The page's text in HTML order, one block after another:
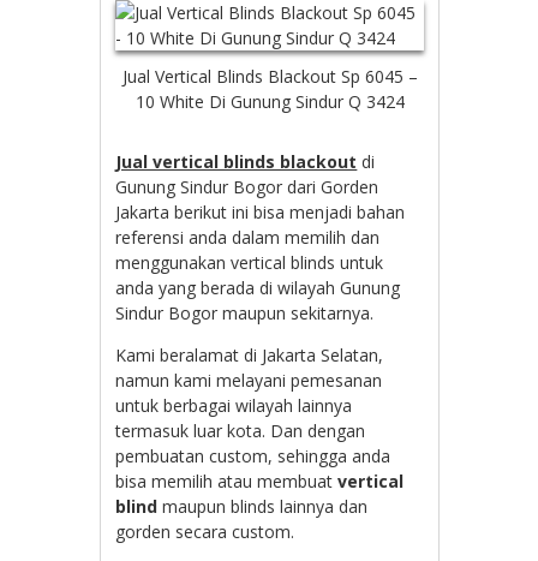
Jual Vertical Blinds Blackout Sp 6045 –
10 White Di Gunung Sindur Q 3424
Jual vertical blinds blackout di
Gunung Sindur Bogor dari Gorden
Jakarta berikut ini bisa menjadi bahan
referensi anda dalam memilih dan
menggunakan vertical blinds untuk
anda yang berada di wilayah Gunung
Sindur Bogor maupun sekitarnya.
Kami beralamat di Jakarta Selatan,
namun kami melayani pemesanan
untuk berbagai wilayah lainnya
termasuk luar kota. Dan dengan
pembuatan custom, sehingga anda
bisa memilih atau membuatvertical
blind maupun blinds lainnya dan
gorden secara custom.